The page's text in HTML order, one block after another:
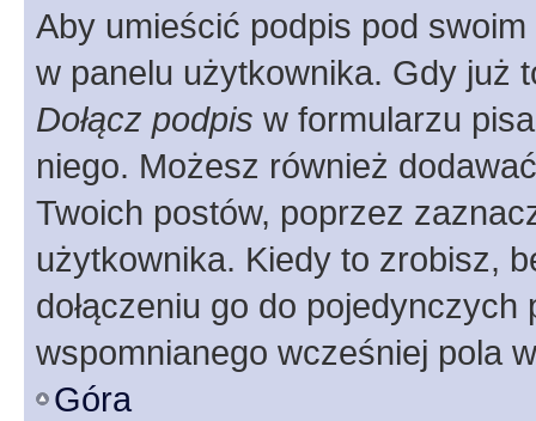
Aby umieścić podpis pod
w panelu użytkownika. Gdy już
Dołącz podpis w formularzu
niego. Możesz również
Twoich postów, poprzez
użytkownika. Kiedy to zrobisz,
dołączeniu go do
wspomnianego wcześniej pola
Góra